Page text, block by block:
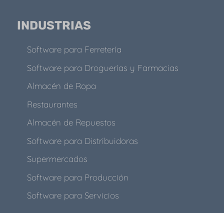
INDUSTRIAS
Software para Ferretería
Software para Droguerías y Farmacias
Almacén de Ropa
Restaurantes
Almacén de Repuestos
Software para Distribuidoras
Supermercados
Software para Producción
Software para Servicios